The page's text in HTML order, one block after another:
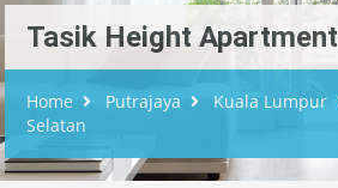
Tasik Height Apartment
Home Putrajaya Kuala Lumpur
Selatan